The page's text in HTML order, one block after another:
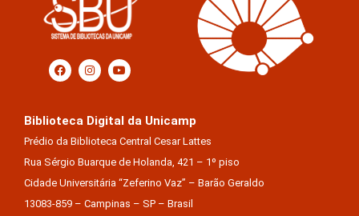
Biblioteca Digital da Unicamp
Prédio da Biblioteca Central Cesar Lattes
Rua Sérgio Buarque de Holanda, 421 – 1º piso
Cidade Universitária “Zeferino Vaz” – Barão Geraldo
13083-859 – Campinas – SP – Brasil